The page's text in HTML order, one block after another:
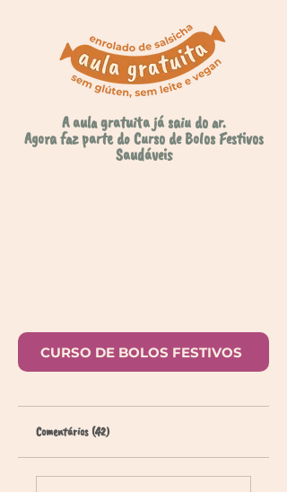
A aula gratuita já saiu do ar.
Agora faz parte do Curso de Bolos Festivos
Saudáveis
CURSO DE BOLOS FESTIVOS
Comentários (42)